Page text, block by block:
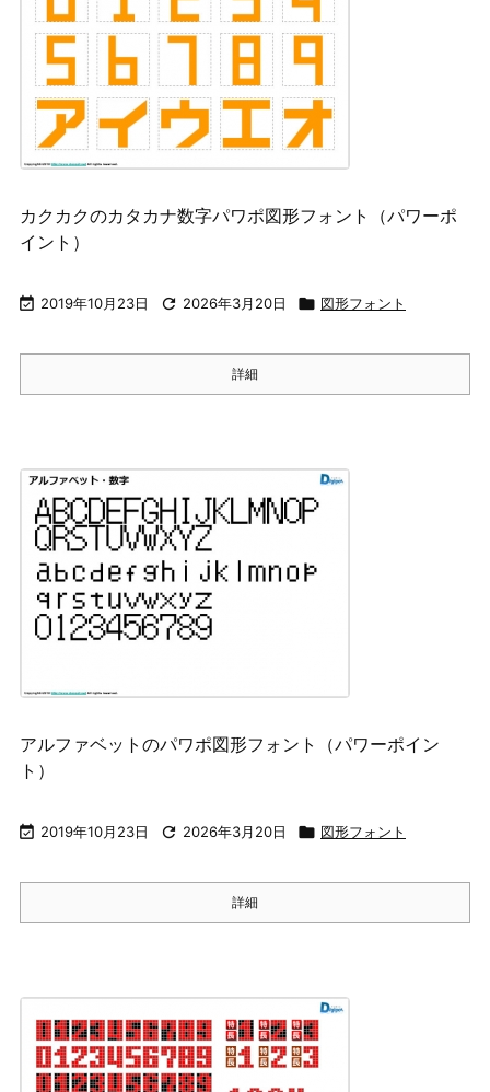
カクカクのカタカナ数字パワポ図形フォント（パワーポ
イント）
 2019年10月23日  2026年3月20日  図形フォント
詳細
アルファベットのパワポ図形フォント（パワーポイン
ト）
 2019年10月23日  2026年3月20日  図形フォント
詳細